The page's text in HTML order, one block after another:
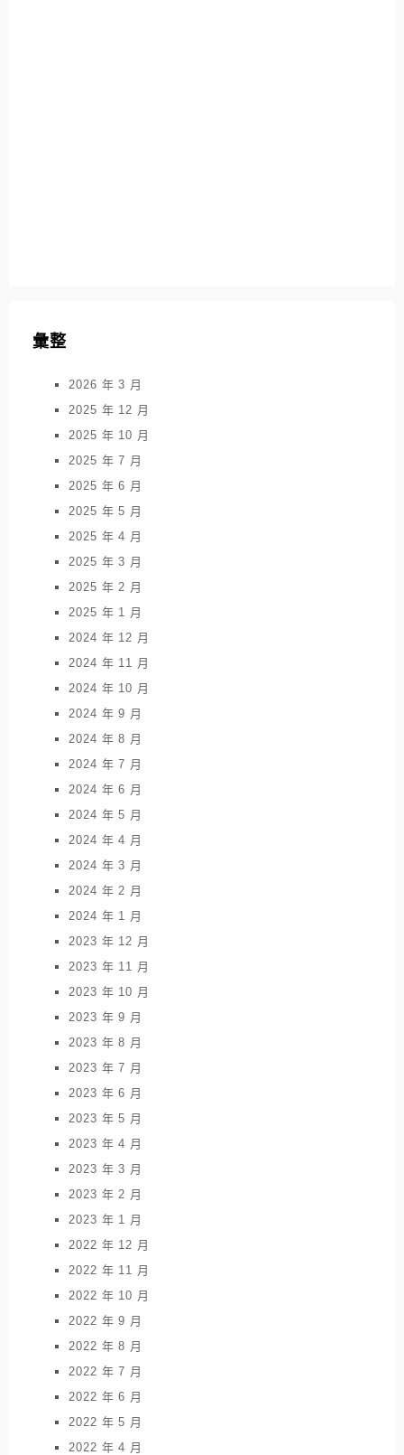
彙整
2026 年 3 月
2025 年 12 月
2025 年 10 月
2025 年 7 月
2025 年 6 月
2025 年 5 月
2025 年 4 月
2025 年 3 月
2025 年 2 月
2025 年 1 月
2024 年 12 月
2024 年 11 月
2024 年 10 月
2024 年 9 月
2024 年 8 月
2024 年 7 月
2024 年 6 月
2024 年 5 月
2024 年 4 月
2024 年 3 月
2024 年 2 月
2024 年 1 月
2023 年 12 月
2023 年 11 月
2023 年 10 月
2023 年 9 月
2023 年 8 月
2023 年 7 月
2023 年 6 月
2023 年 5 月
2023 年 4 月
2023 年 3 月
2023 年 2 月
2023 年 1 月
2022 年 12 月
2022 年 11 月
2022 年 10 月
2022 年 9 月
2022 年 8 月
2022 年 7 月
2022 年 6 月
2022 年 5 月
2022 年 4 月